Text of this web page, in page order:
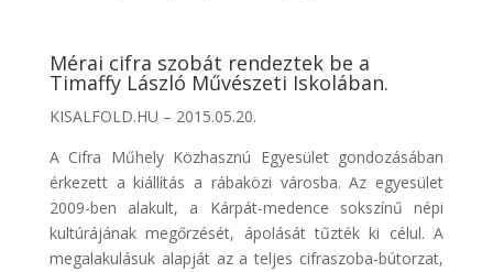
Mérai cifra szobát rendeztek be a
Timaffy László Művészeti Iskolában.
KISALFOLD.HU – 2015.05.20.
A Cifra Műhely Közhasznú Egyesület gondozásában
érkezett a kiállítás a rábaközi városba. Az egyesület
2009-ben alakult, a Kárpát-medence sokszínű népi
kultúrájának megőrzését, ápolását tűzték ki célul. A
megalakulásuk alapját az a teljes cifraszoba-bútorzat,